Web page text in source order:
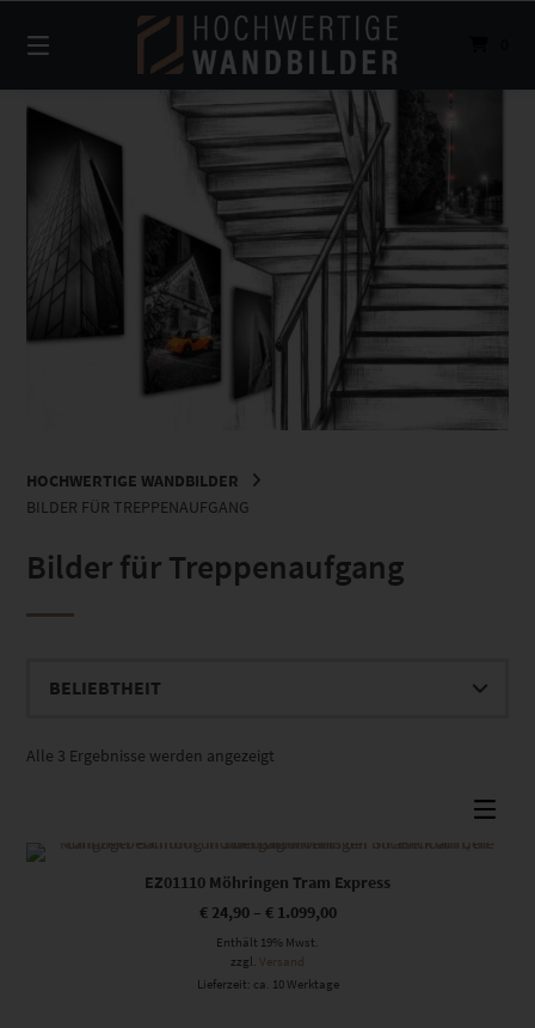
zum
Inhalt
HOCHWERTIGE WANDBILDER
BILDER FÜR TREPPENAUFGANG
Bilder für Treppenaufgang
Alle 3 Ergebnisse werden angezeigt
Dieses Produkt weist mehrere Varianten auf. Die Optionen können auf der Produktseite gewählt werden
EZ01110 Möhringen Tram Express
€24,90– €1.099,00
Enthält 19% Mwst.
zzgl. Versand
Lieferzeit: ca. 10 Werktage